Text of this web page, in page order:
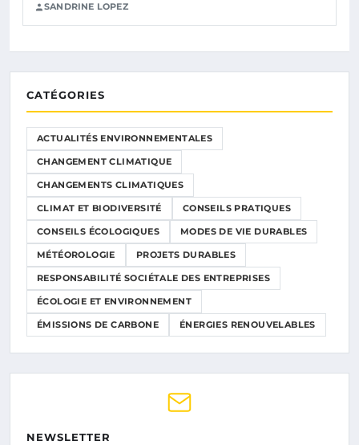
SANDRINE LOPEZ
CATÉGORIES
ACTUALITÉS ENVIRONNEMENTALES
CHANGEMENT CLIMATIQUE
CHANGEMENTS CLIMATIQUES
CLIMAT ET BIODIVERSITÉ CONSEILS PRATIQUES
CONSEILS ÉCOLOGIQUES MODES DE VIE DURABLES
MÉTÉOROLOGIE PROJETS DURABLES
RESPONSABILITÉ SOCIÉTALE DES ENTREPRISES
ÉCOLOGIE ET ENVIRONNEMENT
ÉMISSIONS DE CARBONE ÉNERGIES RENOUVELABLES
NEWSLETTER